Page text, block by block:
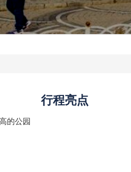
行程亮点
的公园